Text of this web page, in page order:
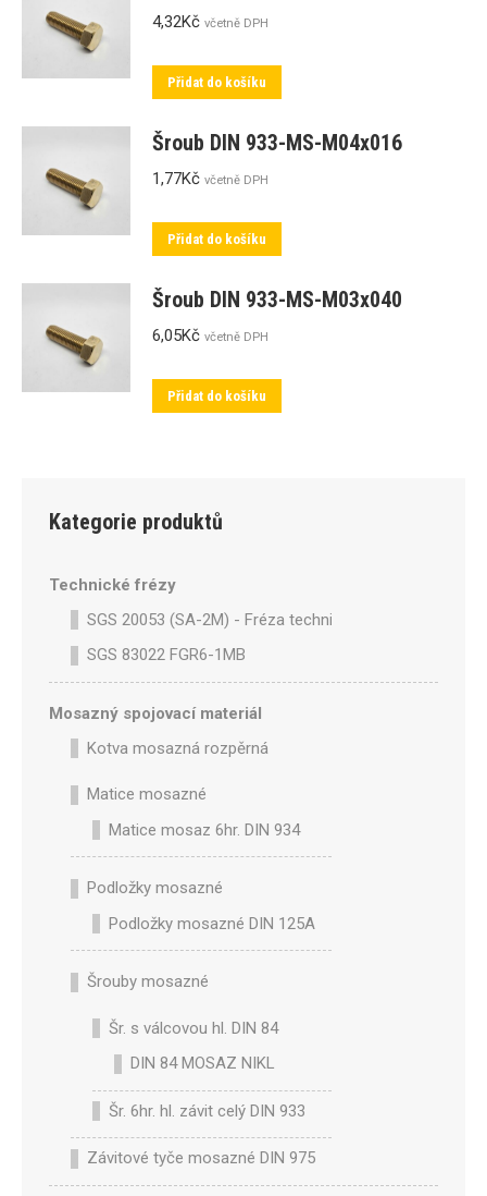
4,32Kč včetně DPH
Přidat do košíku
Šroub DIN 933-MS-M04x016
1,77Kč včetně DPH
Přidat do košíku
Šroub DIN 933-MS-M03x040
6,05Kč včetně DPH
Přidat do košíku
Kategorie produktů
Technické frézy
SGS 20053 (SA-2M) - Fréza technická SA-2M válcová
SGS 83022 FGR6-1MB
Mosazný spojovací materiál
Kotva mosazná rozpěrná
Matice mosazné
Matice mosaz 6hr. DIN 934
Podložky mosazné
Podložky mosazné DIN 125A
Šrouby mosazné
Šr. s válcovou hl. DIN 84
DIN 84 MOSAZ NIKL
Šr. 6hr. hl. závit celý DIN 933
Závitové tyče mosazné DIN 975